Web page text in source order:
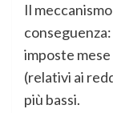
Il
imposte mese
(relativi ai
più bassi.